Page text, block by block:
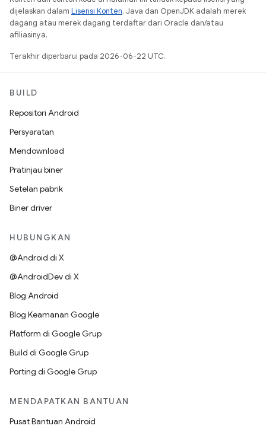
dijelaskan dalam Lisensi Konten. Java dan OpenJDK adalah merek
dagang atau merek dagang terdaftar dari Oracle dan/atau
afiliasinya.
Terakhir diperbarui pada 2026-06-22 UTC.
BUILD
Repositori Android
Persyaratan
Mendownload
Pratinjau biner
Setelan pabrik
Biner driver
HUBUNGKAN
@Android di X
@AndroidDev di X
Blog Android
Blog Keamanan Google
Platform di Google Grup
Build di Google Grup
Porting di Google Grup
MENDAPATKAN BANTUAN
Pusat Bantuan Android